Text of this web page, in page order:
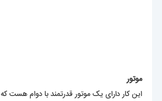
موتور
این کار دارای یک موتور قدرتمند با دوام هست